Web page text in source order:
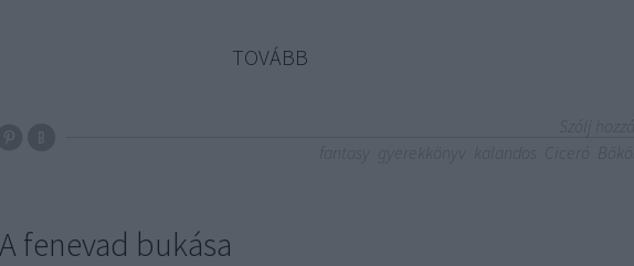
TOVÁBB
fenevad bukása